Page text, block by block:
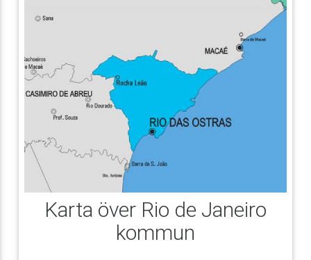
Karta över Rio de Janeiro
kommun